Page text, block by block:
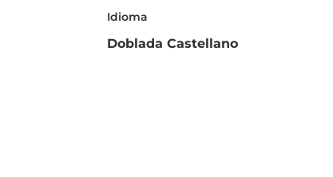
Idioma
Doblada Castellano